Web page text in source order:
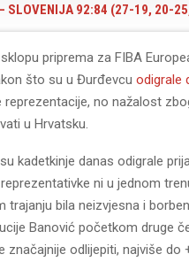
– SLOVENIJA 92:84 (27-19, 20-
priprema za FIBA
što su u Đurđevcu odigrale
no nažalost
u Hrvatsku.
kadetkinje danas odigrale
ni u jednom
bila neizvjesna i
Banović početkom druge
odlijepiti, najviše do